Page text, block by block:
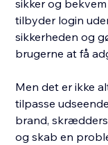
sikker og
tilbyder login
sikkerheden og
brugerne at få
Men det er ikke
tilpasse
brand,
og skab en